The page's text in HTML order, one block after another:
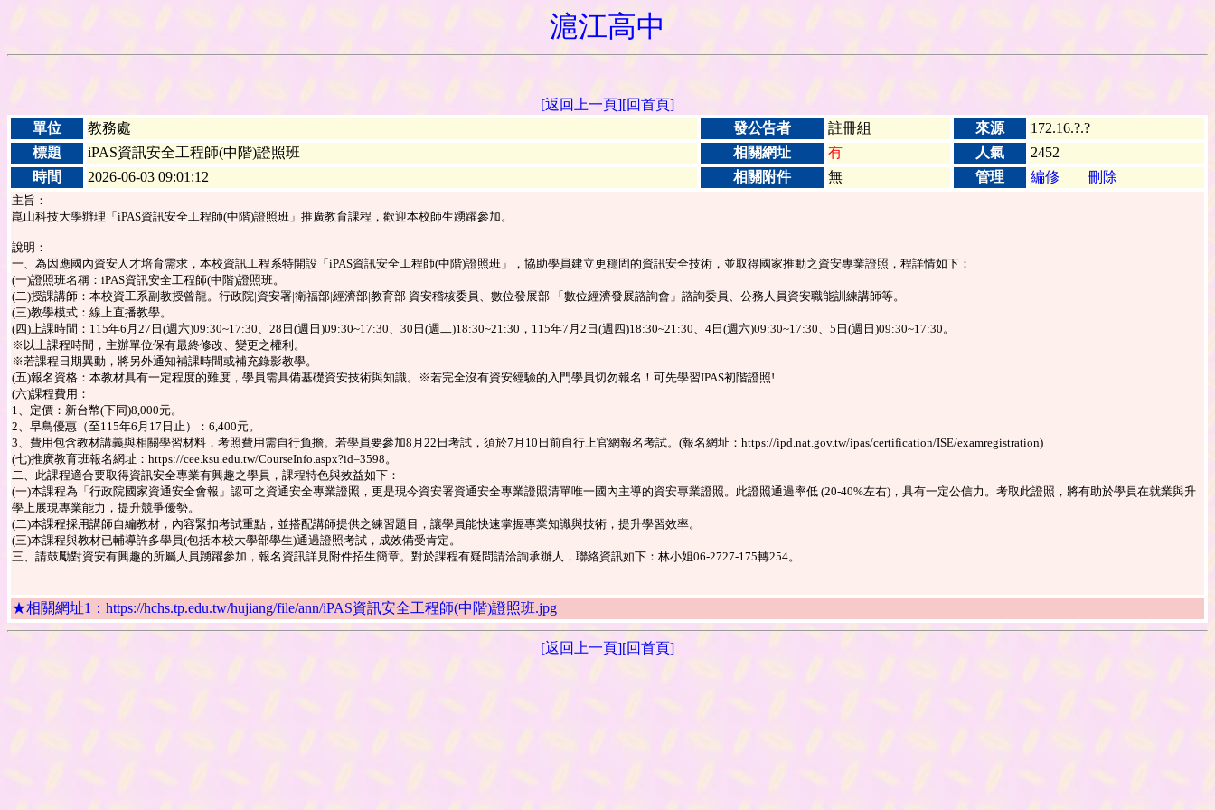
滬江高中
[返回上一頁][回首頁]
單位
教務處 發公告者 註冊組 來源
172.16.?.?
標題
iPAS資訊安全工程師(中階)證照班 相關網址 有 人氣
2452
時間
2026-06-03 09:01:12 相關附件 無 管理 編修 刪除
主旨：
崑山科技大學辦理「iPAS資訊安全工程師(中階)證照班」推廣教育課程，歡迎本校師生踴躍參加。
說明：
一、為因應國內資安人才培育需求，本校資訊工程系特開設「iPAS資訊安全工程師(中階)證照班」，協助學員建立更穩固的資訊安全技術，並取得國家推動之資安專業證照，程詳情如下：
(一)證照班名稱：iPAS資訊安全工程師(中階)證照班。
(二)授課講師：本校資工系副教授曾龍。行政院|資安署|衛福部|經濟部|教育部 資安稽核委員、數位發展部 「數位經濟發展諮詢會」諮詢委員、公務人員資安職能訓練講師等。
(三)教學模式：線上直播教學。
(四)上課時間：115年6月27日(週六)09:30~17:30、28日(週日)09:30~17:30、30日(週二)18:30~21:30，115年7月2日(週四)18:30~21:30、4日(週六)09:30~17:30、5日(週日)09:30~17:30。
※以上課程時間，主辦單位保有最終修改、變更之權利。
※若課程日期異動，將另外通知補課時間或補充錄影教學。
(五)報名資格：本教材具有一定程度的難度，學員需具備基礎資安技術與知識。※若完全沒有資安經驗的入門學員切勿報名！可先學習IPAS初階證照!
(六)課程費用：
1、定價：新台幣(下同)8,000元。
2、早鳥優惠（至115年6月17日止）：6,400元。
3、費用包含教材講義與相關學習材料，考照費用需自行負擔。若學員要參加8月22日考試，須於7月10日前自行上官網報名考試。(報名網址：https://ipd.nat.gov.tw/ipas/certification/ISE/examregistration)
(七)推廣教育班報名網址：https://cee.ksu.edu.tw/CourseInfo.aspx?id=3598。
二、此課程適合要取得資訊安全專業有興趣之學員，課程特色與效益如下：
(一)本課程為「行政院國家資通安全會報」認可之資通安全專業證照，更是現今資安署資通安全專業證照清單唯一國內主導的資安專業證照。此證照通過率低 (20-40%左右)，具有一定公信力。考取此證照，將有助於學員在就業與升
學上展現專業能力，提升競爭優勢。
(二)本課程採用講師自編教材，內容緊扣考試重點，並搭配講師提供之練習題目，讓學員能快速掌握專業知識與技術，提升學習效率。
(三)本課程與教材已輔導許多學員(包括本校大學部學生)通過證照考試，成效備受肯定。
三、請鼓勵對資安有興趣的所屬人員踴躍參加，報名資訊詳見附件招生簡章。對於課程有疑問請洽詢承辦人，聯絡資訊如下：林小姐06-2727-175轉254。
★相關網址1：https://hchs.tp.edu.tw/hujiang/file/ann/iPAS資訊安全工程師(中階)證照班.jpg
[返回上一頁][回首頁]